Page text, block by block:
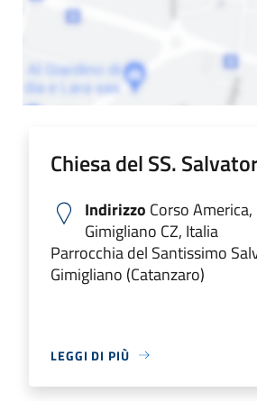
Chiesa del SS.
Indirizzo Corso
Gimigliano CZ, Italia
Parrocchia del Santissimo
Gimigliano (Catanzaro)
LEGGI DI PIÙ